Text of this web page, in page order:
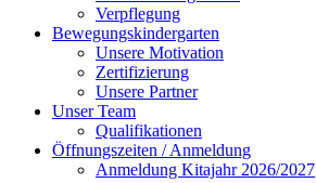
Verpflegung
Bewegungskindergarten
Unsere Motivation
Zertifizierung
Unsere Partner
Unser Team
Qualifikationen
Öffnungszeiten / Anmeldung
Anmeldung Kitajahr 2026/2027